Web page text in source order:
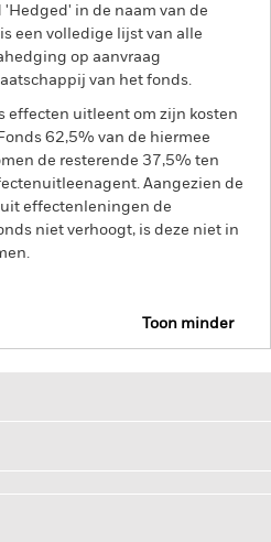
in de naam van de
een volledige lijst van alle
op aanvraag
van het fonds.
effecten uitleent om zijn kosten
62,5% van de hiermee
de resterende 37,5% ten
Aangezien de
effectenleningen de
niet verhoogt, is deze niet in
Toon minder
in rentetarieven en/of in de